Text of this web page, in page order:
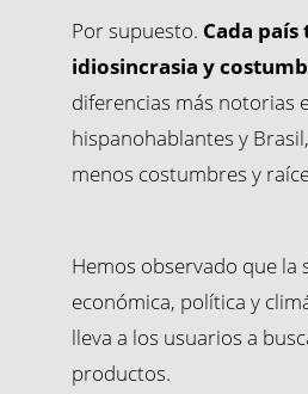
Por supuesto. Cada
idiosincrasia y
diferencias más notorias
hispanohablantes y
menos costumbres y
Hemos observado que la
económica, política y
lleva a los usuarios a
productos.